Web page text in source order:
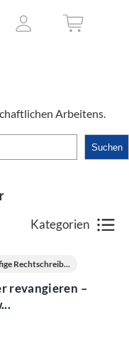
Arbeitens.
Suchen
Kategorien
Rechtschreib...
revangieren –